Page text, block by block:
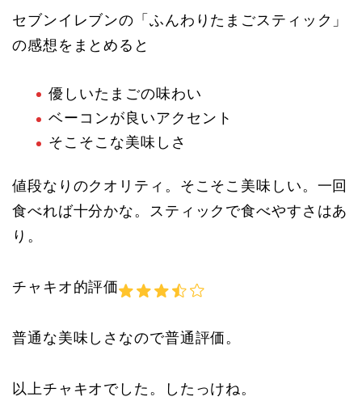
セブンイレブンの「ふんわりたまごスティック」
の感想をまとめると
優しいたまごの味わい
ベーコンが良いアクセント
そこそこな美味しさ
値段なりのクオリティ。そこそこ美味しい。一回
食べれば十分かな。スティックで食べやすさはあ
り。
チャキオ的評価
普通な美味しさなので普通評価。
以上チャキオでした。したっけね。